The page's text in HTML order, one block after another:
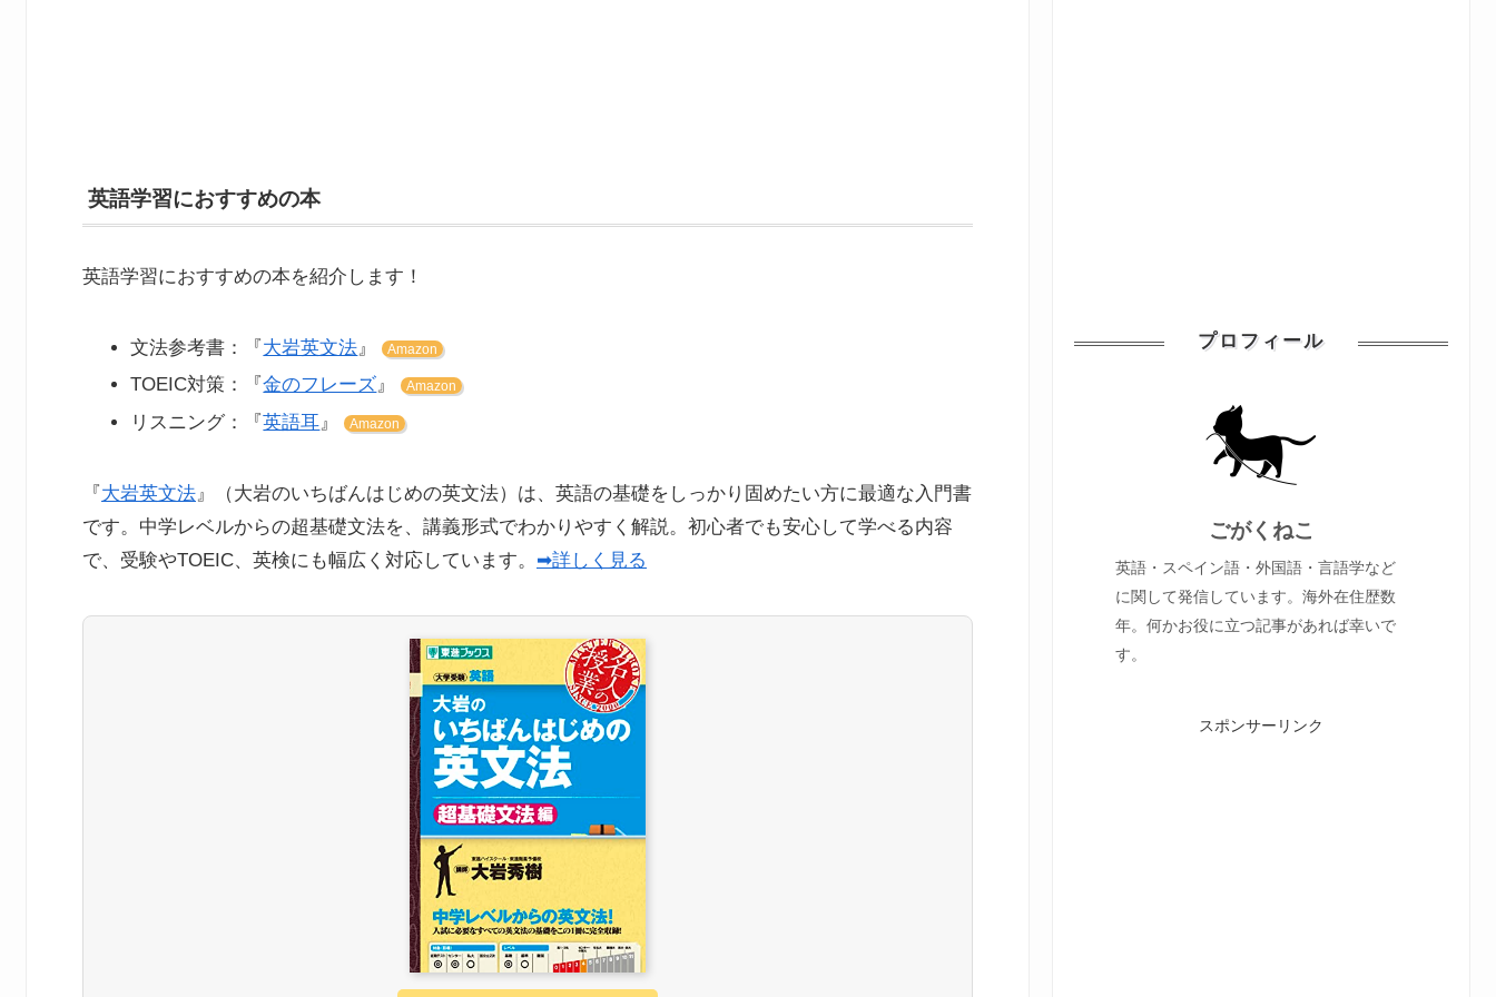
英語学習におすすめの本
英語学習におすすめの本を紹介します！
文法参考書：『大岩英文法』 Amazon
TOEIC対策：『金のフレーズ』 Amazon
リスニング：『英語耳 』 Amazon
『大岩英文法 』（大岩のいちばんはじめの英文法）は、英語の基礎をしっかり固めたい方に最適な入門書
です。中学レベルからの超基礎文法を、講義形式でわかりやすく解説。初心者でも安心して学べる内容
で、受験やTOEIC、英検にも幅広く対応しています。 ➡詳しく見る
プロフィール
ごがくねこ
英語・スペイン語・外国語・言語学など
に関して発信しています。海外在住歴数
年。何かお役に立つ記事があれば幸いで
す。
スポンサーリンク